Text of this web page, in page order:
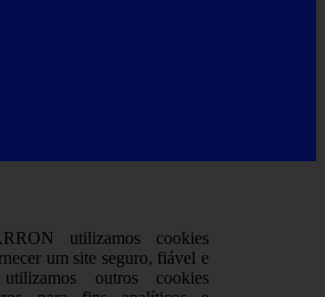
utilizamos cookies
um site seguro, fiável e
outros cookies